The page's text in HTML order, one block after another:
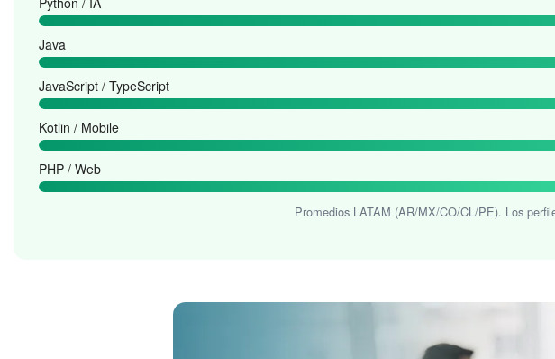
Java
JavaScript / TypeScript
Kotlin / Mobile
PHP / Web
Promedios LATAM (AR/MX/CO/CL/PE). Los